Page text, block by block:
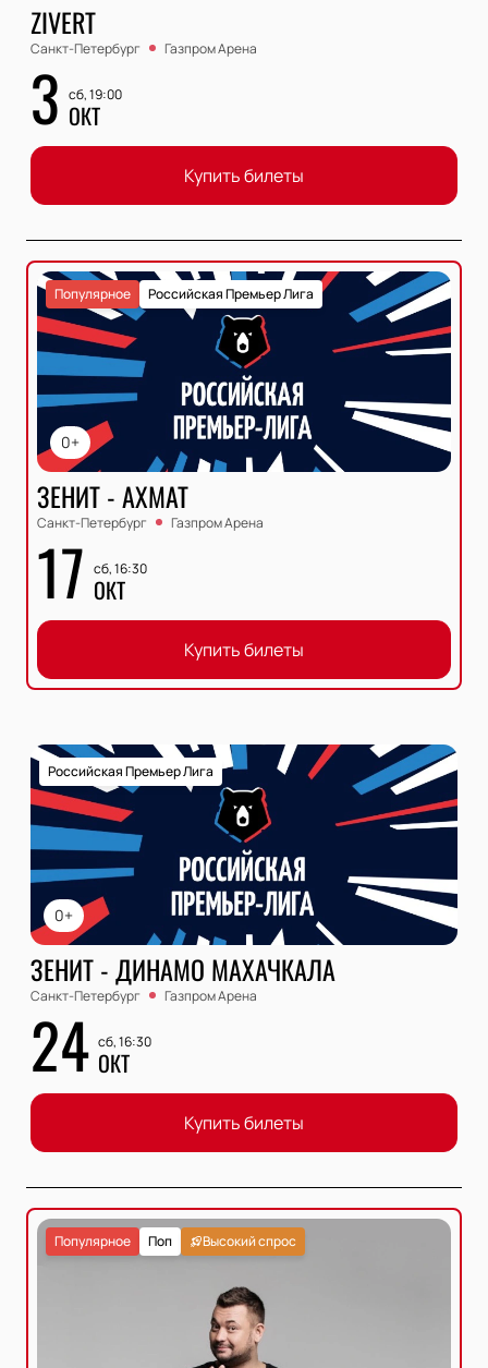
ZIVERT
Санкт-Петербург Газпром Арена
3 сб, 19:00
ОКТ
Купить билеты
0+
Российская Премьер Лига
Популярное
ЗЕНИТ - АХМАТ
Санкт-Петербург Газпром Арена
17 сб, 16:30
ОКТ
Купить билеты
0+
Российская Премьер Лига
ЗЕНИТ - ДИНАМО МАХАЧКАЛА
Санкт-Петербург Газпром Арена
24 сб, 16:30
ОКТ
Купить билеты
Поп
Популярное Высокий спрос